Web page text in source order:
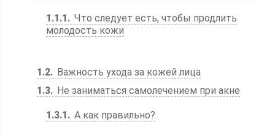
1.1.1
Что следует есть, чтобы продлить
молодость кожи
1.2
Важность ухода за кожей лица
1.3
Не заниматься самолечением при акне
1.3.1 А как правильно?